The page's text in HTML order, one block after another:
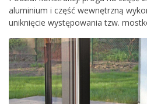
aluminium i część wewnętrzną
uniknięcie występowania tzw.